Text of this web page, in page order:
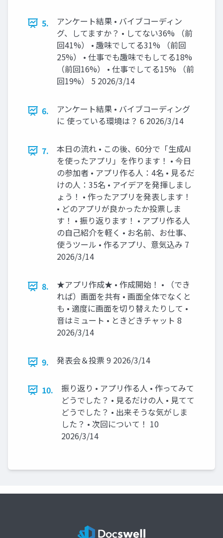
5.
アンケート結果 • バイブコーディン
グ、してますか？ • してない36% （前
回41%） • 趣味でしてる31% （前回
25%） • 仕事でも趣味でもしてる18%
（前回16%） • 仕事でしてる15% （前
回19%） 5 2026/3/14
6.
アンケート結果 • バイブコーディング
に 使っている環境は？ 6 2026/3/14
7.
本日の流れ • この後、60分で「生成AI
を使ったアプリ」を作ります！ • 今日
の参加者 • アプリ作る人：4名 • 見るだ
けの人：35名 • アイデアを発揮しまし
ょう！ • 作ったアプリを発表します！
• どのアプリが良かったか投票しま
す！ • 振り返ります！ • アプリ作る人
の自己紹介を軽く • お名前、お仕事、
使うツール • 作るアプリ、意気込み 7
2026/3/14
8.
★アプリ作成★ • 作成開始！ • （でき
れば）画面を共有 • 画面全体でなくと
も • 適度に画面を切り替えたりして •
音はミュート • ときどきチャット 8
2026/3/14
9. 発表会＆投票 9 2026/3/14
10.
振り返り • アプリ作る人 • 作ってみて
どうでした？ • 見るだけの人 • 見てて
どうでした？ • 出来そうな気がしま
した？ • 次回について！ 10
2026/3/14